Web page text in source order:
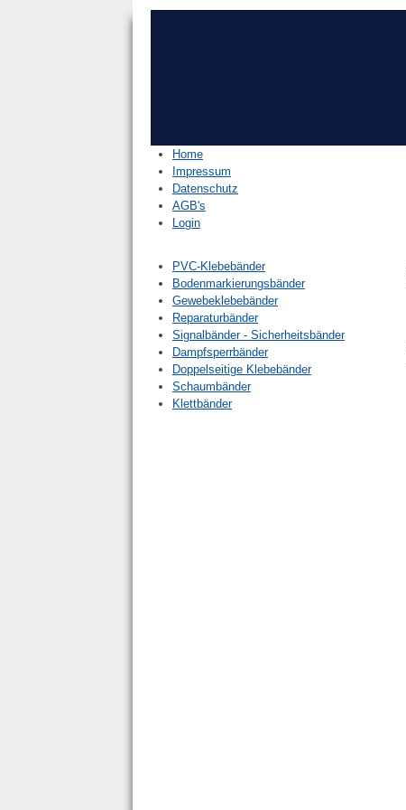
Home
Impressum
Datenschutz
AGB's
Login
PVC-Klebebänder
Bodenmarkierungsbänder
Gewebeklebebänder
Reparaturbänder
Signalbänder - Sicherheitsbänder
Dampfsperrbänder
Doppelseitige Klebebänder
Schaumbänder
Klettbänder